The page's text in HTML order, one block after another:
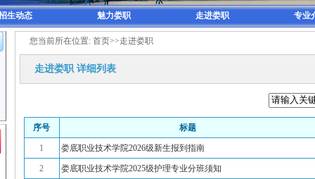
生动态 魅力娄职 走进娄职 专业
您当前所在位置: 首页>>走进娄职
走进娄职详细列表
序号 标题
1 娄底职业技术学院2026级新生报到指南
2 娄底职业技术学院2025级护理专业分班须知